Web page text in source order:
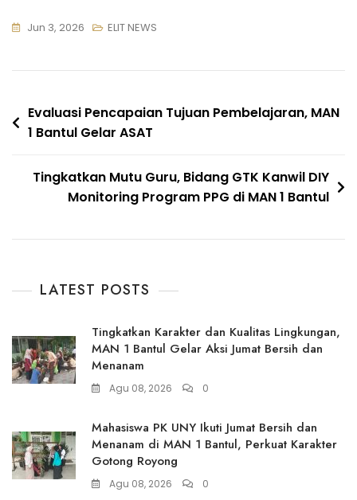
Jun 3, 2026 ELIT NEWS
Navigasi
pos
Evaluasi Pencapaian Tujuan Pembelajaran, MAN
1 Bantul Gelar ASAT
Tingkatkan Mutu Guru, Bidang GTK Kanwil DIY
Monitoring Program PPG di MAN 1 Bantul
LATEST POSTS
Tingkatkan Karakter dan Kualitas Lingkungan,
MAN 1 Bantul Gelar Aksi Jumat Bersih dan
Menanam
Agu 08, 2026 0
Mahasiswa PK UNY Ikuti Jumat Bersih dan
Menanam di MAN 1 Bantul, Perkuat Karakter
Gotong Royong
Agu 08, 2026 0